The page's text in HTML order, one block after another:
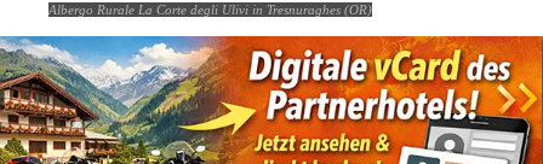
Albergo Rurale La Corte degli Ulivi in Tresnuraghes (OR)